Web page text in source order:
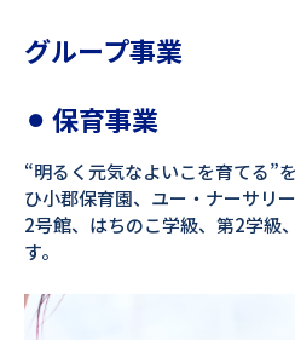
グループ事業
⚫︎ 保育事業
“明るく元気なよいこを育てる”
ひ小郡保育園、ユー・ナーサリ
2号館、はちのこ学級、第2学級
す。